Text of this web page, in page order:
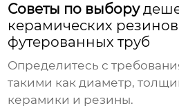
Советы по выбору
керамических
футерованных труб
Определитесь с
такими как диаметр,
керамики и резины.